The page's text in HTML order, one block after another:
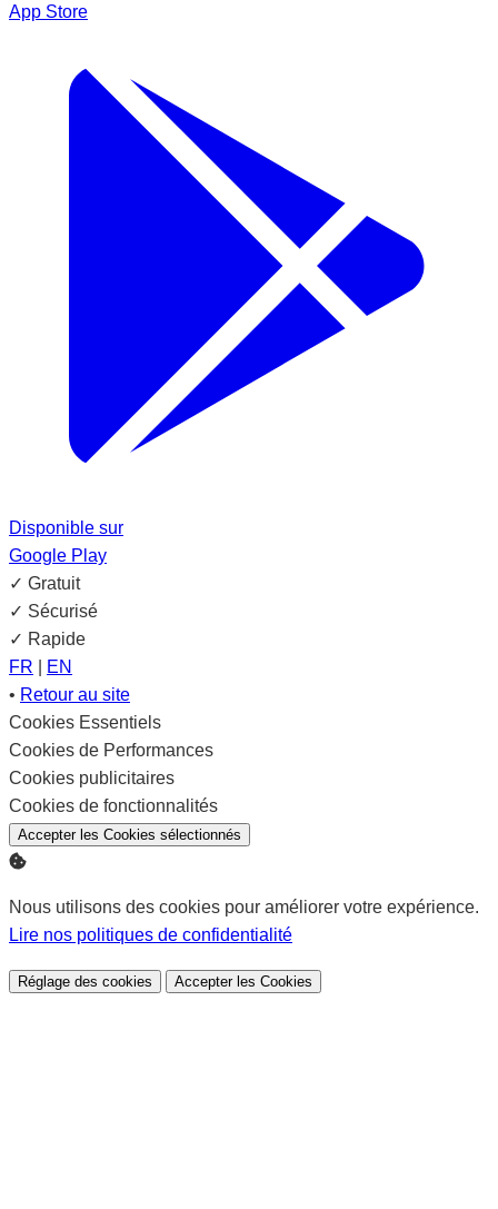
App Store
Disponible sur
Google Play
✓ Gratuit
✓ Sécurisé
✓ Rapide
FR
EN
• Retour au site
Cookies Essentiels
Activer
Cookies de Performances
Activer
Cookies publicitaires
Activer
Cookies de fonctionnalités
Activer
Accepter les Cookies sélectionnés
Nous utilisons des cookies pour améliorer votre expérience.
Lire nos politiques de confidentialité
Réglage des cookies Accepter les Cookies